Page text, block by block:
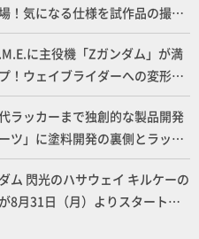
！気になる仕様を試作品の撮り
に「大鉄人17」＆「ワンエイ
け！【超合金の魂】
に主役機「Zガンダム」が満
！ウェイブライダーへの変形、
ションを再現【機動戦士Zガン
ラッカーまで独創的な製品開発
ツ」に塗料開発の裏側とラッカ
インタビュー！
ム 閃光のハサウェイ キルケーの
8月31日（月）よりスタート！